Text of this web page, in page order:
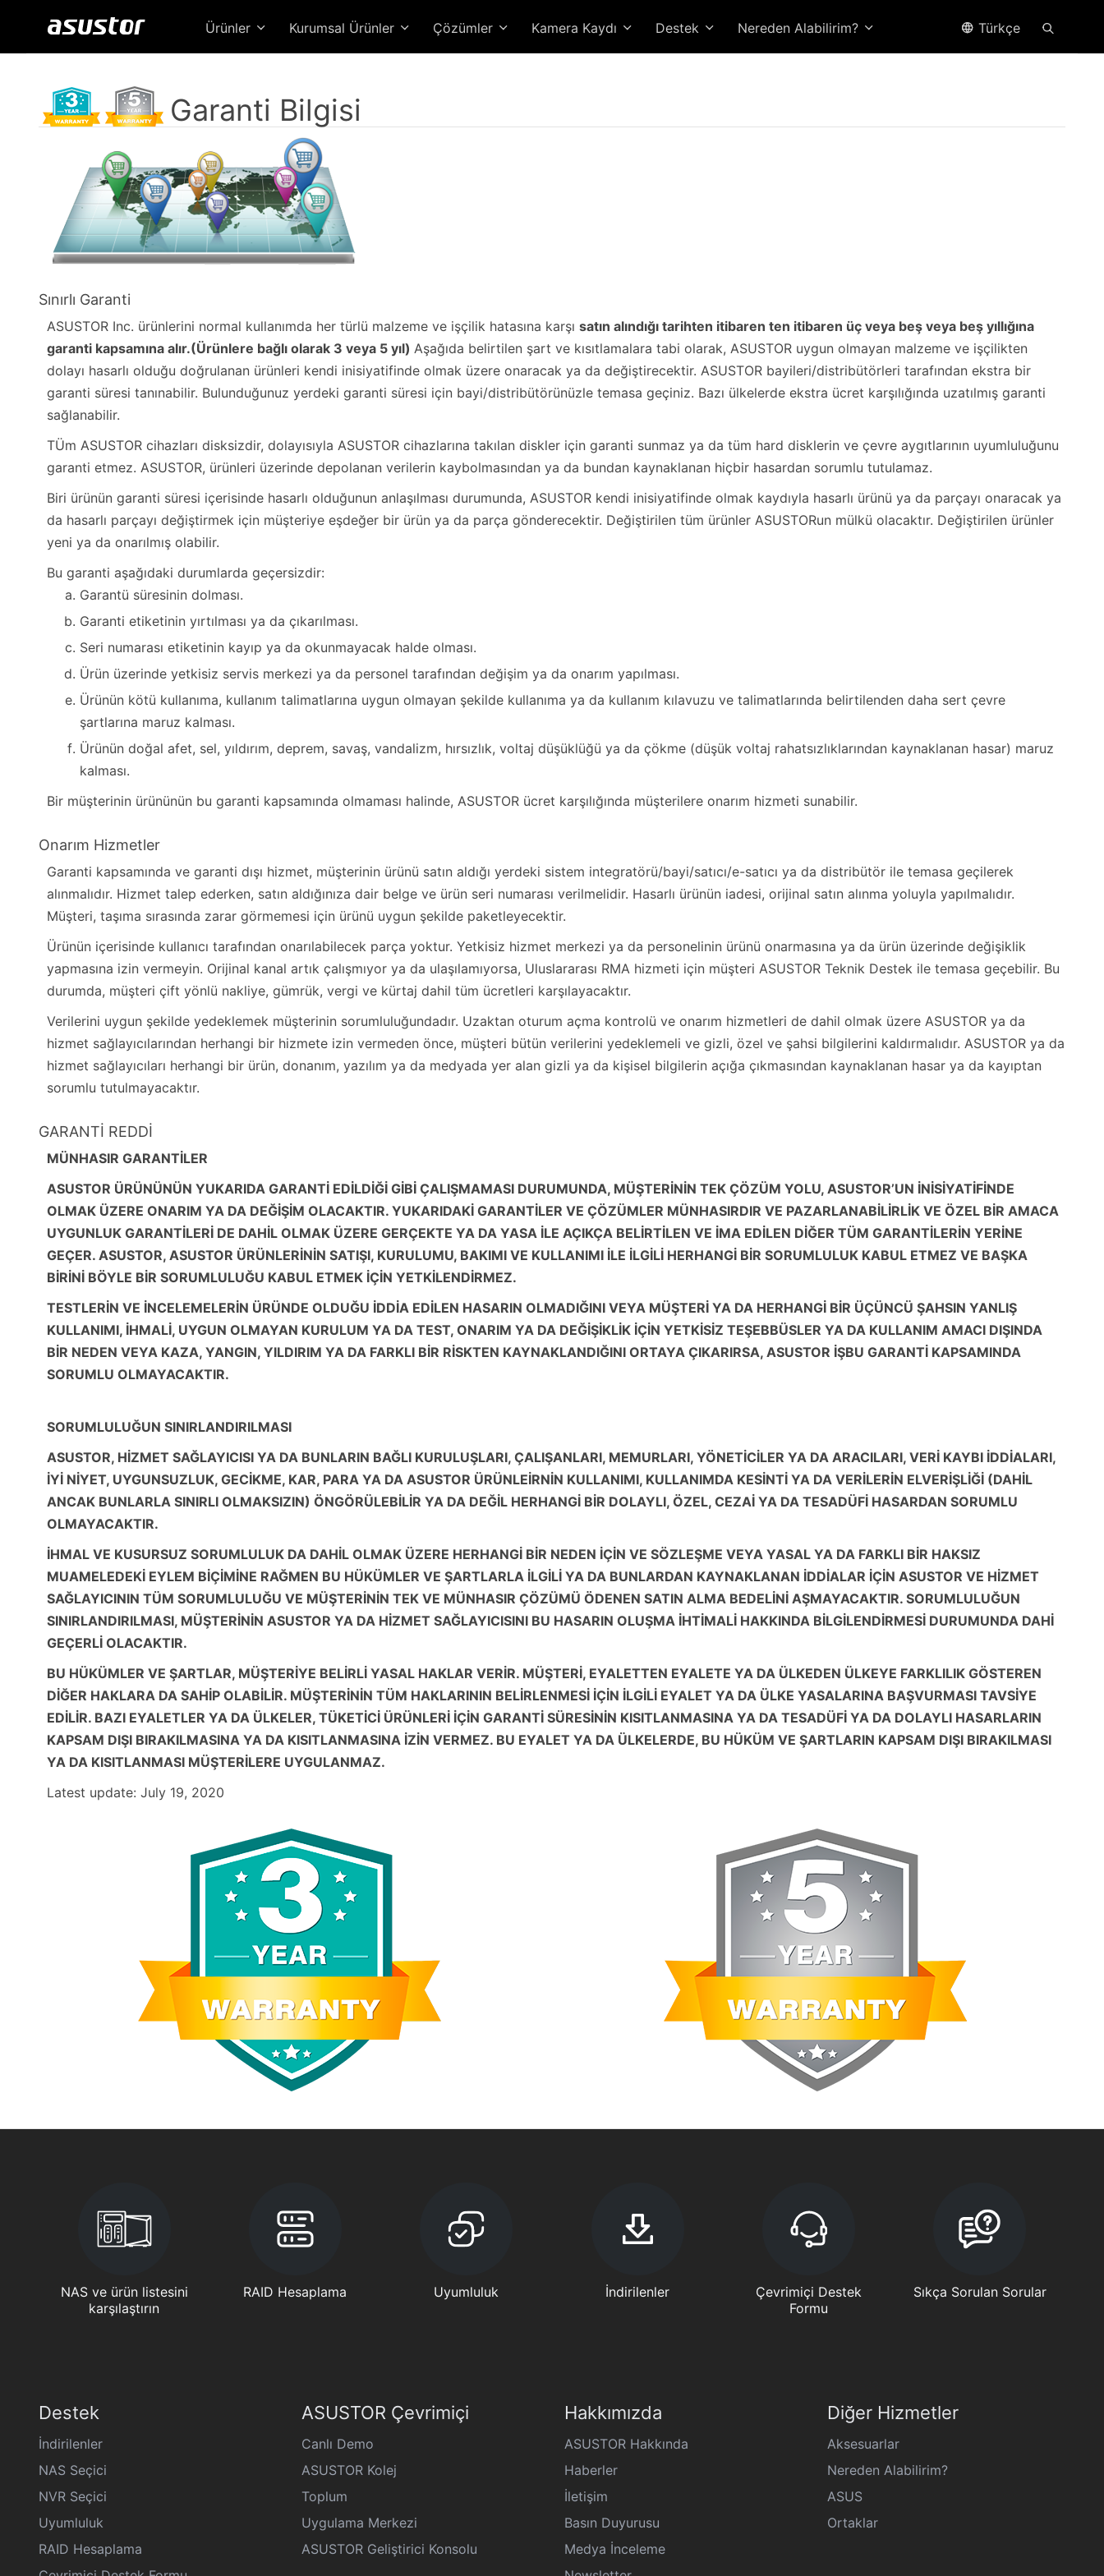
Ürünler Kurumsal Ürünler Çözümler Kamera Kaydı Destek Nereden Alabilirim? Türkçe
Garanti Bilgisi
Sınırlı Garanti
ASUSTOR Inc. ürünlerini normal kullanımda her türlü malzeme ve işçilik hatasına karşı satın alındığı tarihten itibaren ten itibaren üç veya beş veya beş yıllığına
garanti kapsamına alır.(Ürünlere bağlı olarak 3 veya 5 yıl) Aşağıda belirtilen şart ve kısıtlamalara tabi olarak, ASUSTOR uygun olmayan malzeme ve işçilikten
dolayı hasarlı olduğu doğrulanan ürünleri kendi inisiyatifinde olmak üzere onaracak ya da değiştirecektir. ASUSTOR bayileri/distribütörleri tarafından ekstra bir
garanti süresi tanınabilir. Bulunduğunuz yerdeki garanti süresi için bayi/distribütörünüzle temasa geçiniz. Bazı ülkelerde ekstra ücret karşılığında uzatılmış garanti
sağlanabilir.
TÜm ASUSTOR cihazları disksizdir, dolayısıyla ASUSTOR cihazlarına takılan diskler için garanti sunmaz ya da tüm hard disklerin ve çevre aygıtlarının uyumluluğunu
garanti etmez. ASUSTOR, ürünleri üzerinde depolanan verilerin kaybolmasından ya da bundan kaynaklanan hiçbir hasardan sorumlu tutulamaz.
Biri ürünün garanti süresi içerisinde hasarlı olduğunun anlaşılması durumunda, ASUSTOR kendi inisiyatifinde olmak kaydıyla hasarlı ürünü ya da parçayı onaracak ya
da hasarlı parçayı değiştirmek için müşteriye eşdeğer bir ürün ya da parça gönderecektir. Değiştirilen tüm ürünler ASUSTORun mülkü olacaktır. Değiştirilen ürünler
yeni ya da onarılmış olabilir.
Bu garanti aşağıdaki durumlarda geçersizdir:
Garantü süresinin dolması.
Garanti etiketinin yırtılması ya da çıkarılması.
Seri numarası etiketinin kayıp ya da okunmayacak halde olması.
Ürün üzerinde yetkisiz servis merkezi ya da personel tarafından değişim ya da onarım yapılması.
Ürünün kötü kullanıma, kullanım talimatlarına uygun olmayan şekilde kullanıma ya da kullanım kılavuzu ve talimatlarında belirtilenden daha sert çevre
şartlarına maruz kalması.
Ürünün doğal afet, sel, yıldırım, deprem, savaş, vandalizm, hırsızlık, voltaj düşüklüğü ya da çökme (düşük voltaj rahatsızlıklarından kaynaklanan hasar) maruz
kalması.
Bir müşterinin ürününün bu garanti kapsamında olmaması halinde, ASUSTOR ücret karşılığında müşterilere onarım hizmeti sunabilir.
Onarım Hizmetler
Garanti kapsamında ve garanti dışı hizmet, müşterinin ürünü satın aldığı yerdeki sistem integratörü/bayi/satıcı/e-satıcı ya da distribütör ile temasa geçilerek
alınmalıdır. Hizmet talep ederken, satın aldığınıza dair belge ve ürün seri numarası verilmelidir. Hasarlı ürünün iadesi, orijinal satın alınma yoluyla yapılmalıdır.
Müşteri, taşıma sırasında zarar görmemesi için ürünü uygun şekilde paketleyecektir.
Ürünün içerisinde kullanıcı tarafından onarılabilecek parça yoktur. Yetkisiz hizmet merkezi ya da personelinin ürünü onarmasına ya da ürün üzerinde değişiklik
yapmasına izin vermeyin. Orijinal kanal artık çalışmıyor ya da ulaşılamıyorsa, Uluslararası RMA hizmeti için müşteri ASUSTOR Teknik Destek ile temasa geçebilir. Bu
durumda, müşteri çift yönlü nakliye, gümrük, vergi ve kürtaj dahil tüm ücretleri karşılayacaktır.
Verilerini uygun şekilde yedeklemek müşterinin sorumluluğundadır. Uzaktan oturum açma kontrolü ve onarım hizmetleri de dahil olmak üzere ASUSTOR ya da
hizmet sağlayıcılarından herhangi bir hizmete izin vermeden önce, müşteri bütün verilerini yedeklemeli ve gizli, özel ve şahsi bilgilerini kaldırmalıdır. ASUSTOR ya da
hizmet sağlayıcıları herhangi bir ürün, donanım, yazılım ya da medyada yer alan gizli ya da kişisel bilgilerin açığa çıkmasından kaynaklanan hasar ya da kayıptan
sorumlu tutulmayacaktır.
GARANTİ REDDİ
MÜNHASIR GARANTİLER
ASUSTOR ÜRÜNÜNÜN YUKARIDA GARANTİ EDİLDİĞİ GİBİ ÇALIŞMAMASI DURUMUNDA, MÜŞTERİNİN TEK ÇÖZÜM YOLU, ASUSTOR’UN İNİSİYATİFİNDE
OLMAK ÜZERE ONARIM YA DA DEĞİŞİM OLACAKTIR. YUKARIDAKİ GARANTİLER VE ÇÖZÜMLER MÜNHASIRDIR VE PAZARLANABİLİRLİK VE ÖZEL BİR AMACA
UYGUNLUK GARANTİLERİ DE DAHİL OLMAK ÜZERE GERÇEKTE YA DA YASA İLE AÇIKÇA BELİRTİLEN VE İMA EDİLEN DİĞER TÜM GARANTİLERİN YERİNE
GEÇER. ASUSTOR, ASUSTOR ÜRÜNLERİNİN SATIŞI, KURULUMU, BAKIMI VE KULLANIMI İLE İLGİLİ HERHANGİ BİR SORUMLULUK KABUL ETMEZ VE BAŞKA
BİRİNİ BÖYLE BİR SORUMLULUĞU KABUL ETMEK İÇİN YETKİLENDİRMEZ.
TESTLERİN VE İNCELEMELERİN ÜRÜNDE OLDUĞU İDDİA EDİLEN HASARIN OLMADIĞINI VEYA MÜŞTERİ YA DA HERHANGİ BİR ÜÇÜNCÜ ŞAHSIN YANLIŞ
KULLANIMI, İHMALİ, UYGUN OLMAYAN KURULUM YA DA TEST, ONARIM YA DA DEĞİŞİKLİK İÇİN YETKİSİZ TEŞEBBÜSLER YA DA KULLANIM AMACI DIŞINDA
BİR NEDEN VEYA KAZA, YANGIN, YILDIRIM YA DA FARKLI BİR RİSKTEN KAYNAKLANDIĞINI ORTAYA ÇIKARIRSA, ASUSTOR İŞBU GARANTİ KAPSAMINDA
SORUMLU OLMAYACAKTIR.
SORUMLULUĞUN SINIRLANDIRILMASI
ASUSTOR, HİZMET SAĞLAYICISI YA DA BUNLARIN BAĞLI KURULUŞLARI, ÇALIŞANLARI, MEMURLARI, YÖNETİCİLER YA DA ARACILARI, VERİ KAYBI İDDİALARI,
İYİ NİYET, UYGUNSUZLUK, GECİKME, KAR, PARA YA DA ASUSTOR ÜRÜNLEİRNİN KULLANIMI, KULLANIMDA KESİNTİ YA DA VERİLERİN ELVERİŞLİĞİ (DAHİL
ANCAK BUNLARLA SINIRLI OLMAKSIZIN) ÖNGÖRÜLEBİLİR YA DA DEĞİL HERHANGİ BİR DOLAYLI, ÖZEL, CEZAİ YA DA TESADÜFİ HASARDAN SORUMLU
OLMAYACAKTIR.
İHMAL VE KUSURSUZ SORUMLULUK DA DAHİL OLMAK ÜZERE HERHANGİ BİR NEDEN İÇİN VE SÖZLEŞME VEYA YASAL YA DA FARKLI BİR HAKSIZ
MUAMELEDEKİ EYLEM BİÇİMİNE RAĞMEN BU HÜKÜMLER VE ŞARTLARLA İLGİLİ YA DA BUNLARDAN KAYNAKLANAN İDDİALAR İÇİN ASUSTOR VE HİZMET
SAĞLAYICININ TÜM SORUMLULUĞU VE MÜŞTERİNİN TEK VE MÜNHASIR ÇÖZÜMÜ ÖDENEN SATIN ALMA BEDELİNİ AŞMAYACAKTIR. SORUMLULUĞUN
SINIRLANDIRILMASI, MÜŞTERİNİN ASUSTOR YA DA HİZMET SAĞLAYICISINI BU HASARIN OLUŞMA İHTİMALİ HAKKINDA BİLGİLENDİRMESİ DURUMUNDA DAHİ
GEÇERLİ OLACAKTIR.
BU HÜKÜMLER VE ŞARTLAR, MÜŞTERİYE BELİRLİ YASAL HAKLAR VERİR. MÜŞTERİ, EYALETTEN EYALETE YA DA ÜLKEDEN ÜLKEYE FARKLILIK GÖSTEREN
DİĞER HAKLARA DA SAHİP OLABİLİR. MÜŞTERİNİN TÜM HAKLARININ BELİRLENMESİ İÇİN İLGİLİ EYALET YA DA ÜLKE YASALARINA BAŞVURMASI TAVSİYE
EDİLİR. BAZI EYALETLER YA DA ÜLKELER, TÜKETİCİ ÜRÜNLERİ İÇİN GARANTİ SÜRESİNİN KISITLANMASINA YA DA TESADÜFİ YA DA DOLAYLI HASARLARIN
KAPSAM DIŞI BIRAKILMASINA YA DA KISITLANMASINA İZİN VERMEZ. BU EYALET YA DA ÜLKELERDE, BU HÜKÜM VE ŞARTLARIN KAPSAM DIŞI BIRAKILMASI
YA DA KISITLANMASI MÜŞTERİLERE UYGULANMAZ.
Latest update: July 19, 2020
NAS ve ürün listesini
karşılaştırın
RAID Hesaplama Uyumluluk İndirilenler
Çevrimiçi Destek
Formu
Sıkça Sorulan Sorular
Destek
İndirilenler
NAS Seçici
NVR Seçici
Uyumluluk
RAID Hesaplama
ASUSTOR Çevrimiçi
Canlı Demo
ASUSTOR Kolej
Toplum
Uygulama Merkezi
ASUSTOR Geliştirici Konsolu
Hakkımızda
ASUSTOR Hakkında
Haberler
İletişim
Basın Duyurusu
Medya İnceleme
Diğer Hizmetler
Aksesuarlar
Nereden Alabilirim?
ASUS
Ortaklar